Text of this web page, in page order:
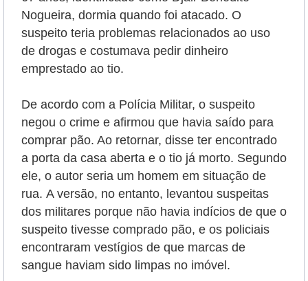
Nogueira, dormia quando foi atacado. O
suspeito teria problemas relacionados ao uso
de drogas e costumava pedir dinheiro
emprestado ao tio.
De acordo com a Polícia Militar, o suspeito
negou o crime e afirmou que havia saído para
comprar pão. Ao retornar, disse ter encontrado
a porta da casa aberta e o tio já morto. Segundo
ele, o autor seria um homem em situação de
rua. A versão, no entanto, levantou suspeitas
dos militares porque não havia indícios de que o
suspeito tivesse comprado pão, e os policiais
encontraram vestígios de que marcas de
sangue haviam sido limpas no imóvel.